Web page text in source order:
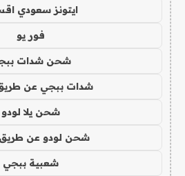
ايتونز سعودي
فور يو
شحن شدات
شدات ببجي عن طريق
شحن يلا لودو
شحن لودو عن طريق
شعبية ببجي